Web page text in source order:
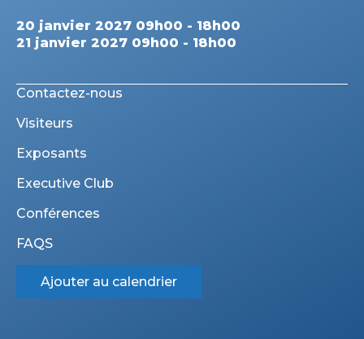
20 janvier 2027 09h00 - 18h00
21 janvier 2027 09h00 - 18h00
Contactez-nous
Visiteurs
Exposants
Executive Club
Conférences
FAQS
Ajouter au calendrier